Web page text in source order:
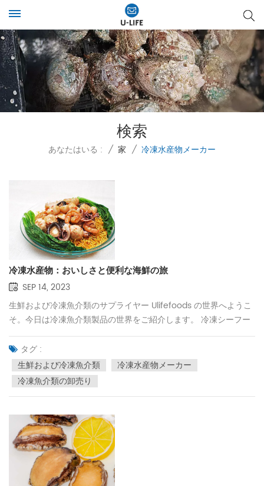
検索
あなたはいる : / 家 / 冷凍水産物メーカー
冷凍水産物：おいしさと便利な海鮮の旅
SEP 14, 2023
生鮮および冷凍魚介類のサプライヤー Ulifefoods の世界へようこ
そ。今日は冷凍魚介類製品の世界をご紹介します。 冷凍シーフー
ドを選ぶ理由1. 鮮度の維持：冷凍魚介類は獲れたての新鮮な状態で
冷凍できるため、味や栄養価を保ちながら鮮度を保つことができ
ます。 2.いつでも楽しめる：冷凍魚介類がいつでも冷凍庫に保存
できるので、魚介類の季節を気にせず、いつでもおいしい魚介類
を食べたいという欲求を満たすことができます。 3. 豊富な品揃え:
で、さまざまな選択肢があり、お気に入りの品種を簡単に見つけ
ることができます。 冷凍魚介類の品質基準高品質の冷凍シーフー
ド製品を確実に入手するには、次の重要な点に注意してくださ
い。 1. 調達: 製品の品質と安全性を確保するために、水産物の調達
と取り扱いのベストプラクティスに従っている信頼できるサプラ
タグ :
生鮮および冷凍魚介類
冷凍水産物メーカー
冷凍魚介類の卸売り